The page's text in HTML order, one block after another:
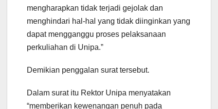
mengharapkan tidak terjadi gejolak dan
menghindari hal-hal yang tidak diinginkan yang
dapat mengganggu proses pelaksanaan
perkuliahan di Unipa.”
Demikian penggalan surat tersebut.
Dalam surat itu Rektor Unipa menyatakan
“memberikan kewenangan penuh pada